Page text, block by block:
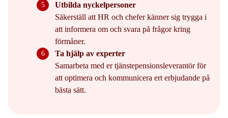
Utbilda nyckelpersoner
Säkerställ att HR och chefer känner sig trygga i
att informera om och svara på frågor kring
förmåner.
Ta hjälp av experter
Samarbeta med er tjänstepensionsleverantör för
att optimera och kommunicera ert erbjudande på
bästa sätt.